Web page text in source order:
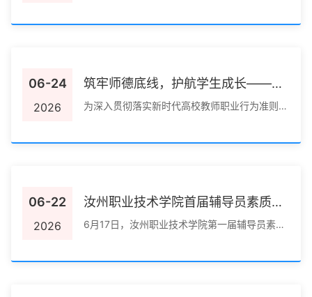
06-24
2026
筑牢师德底线，护航学生成长——学
生处召开全体辅导员师德师风警示教
为深入贯彻落实新时代高校教师职业行为准则，
06-22
2026
汝州职业技术学院首届辅导员素质能
力大赛决赛举行
6月17日，汝州职业技术学院第一届辅导员素质